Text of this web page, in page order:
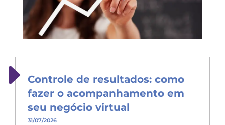
Controle de resultados: como
fazer o acompanhamento em
seu negócio virtual
31/07/2026